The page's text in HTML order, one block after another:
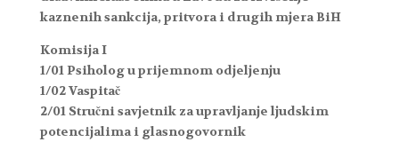
kaznenih sankcija, pritvora i drugih mjera BiH
Komisija I
1/01 Psiholog u prijemnom odjeljenju
1/02 Vaspitač
2/01 Stručni savjetnik za upravljanje ljudskim
potencijalima i glasnogovornik